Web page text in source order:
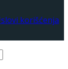
korišćenja